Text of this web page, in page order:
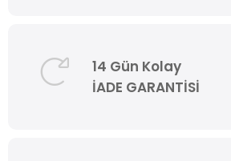
14 Gün Kolay
İADE GARANTİSİ